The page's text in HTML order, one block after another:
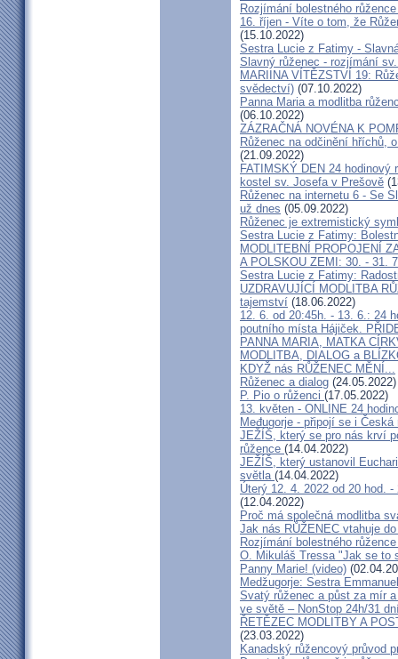
Rozjímání bolestného
16. říjen - Víte o tom, že
(15.10.2022)
Sestra Lucie z Fatimy -
Slavný růženec - rozjímání
MARIINA VÍTĚZSTVÍ 19:
svědectví) (07.10.2022)
Panna Maria a modlitba
(06.10.2022)
ZÁZRAČNÁ NOVÉNA K
Růženec na odčinění hříchů,
(21.09.2022)
FATIMSKÝ DEN 24
kostel sv. Josefa v Prešově
Růženec na internetu 6 - Se
už dnes (05.09.2022)
Růženec je extremistický
Sestra Lucie z Fatimy:
MODLITEBNÍ PROPOJENÍ
A POLSKOU ZEMI: 30. - 31.
Sestra Lucie z Fatimy:
UZDRAVUJÍCÍ MODLITBA
tajemství (18.06.2022)
12. 6. od 20:45h. - 13. 6.: 24
poutního místa Hájiček.
PANNA MARIA, MATKA
MODLITBA, DIALOG a
KDYŽ nás RŮŽENEC MĚNÍ...
Růženec a dialog (24.05.2022)
P. Pio o růženci (17.05.2022)
13. květen - ONLINE 24
Međugorje - připojí se i
JEŽÍŠ, který se pro nás krví
růžence (14.04.2022)
JEŽÍŠ, který ustanovil
světla (14.04.2022)
Úterý 12. 4. 2022 od 20 hod.
(12.04.2022)
Proč má společná modlitba
Jak nás RŮŽENEC vtahuje
Rozjímání bolestného
O. Mikuláš Tressa "Jak se to
Panny Marie! (video)
Medžugorje: Sestra
Svatý růženec a půst za mír
ve světě – NonStop 24h/31
ŘETĚZEC MODLITBY A
(23.03.2022)
Kanadský růžencový průvod